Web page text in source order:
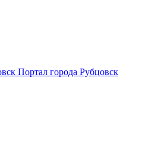
Портал города Рубцовск